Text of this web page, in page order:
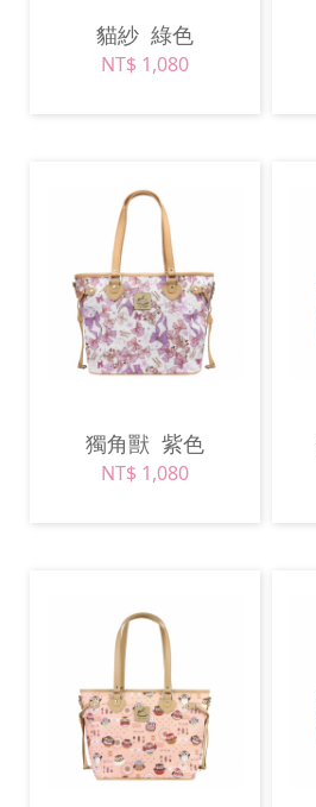
貓紗 綠色
NT$ 1,080
獨角獸 紫色
NT$ 1,080